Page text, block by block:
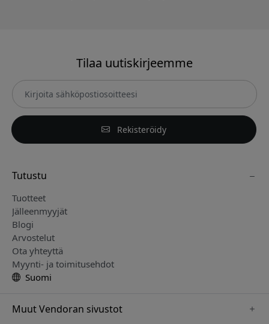
Tilaa uutiskirjeemme
Rekisteröidy
Tutustu
Tuotteet
Jälleenmyyjät
Blogi
Arvostelut
Ota yhteyttä
Myynti- ja toimitusehdot
Suomi
Muut Vendoran sivustot